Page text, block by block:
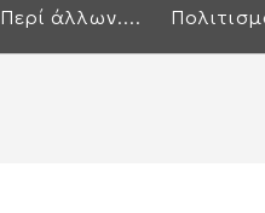
Περί άλλων....